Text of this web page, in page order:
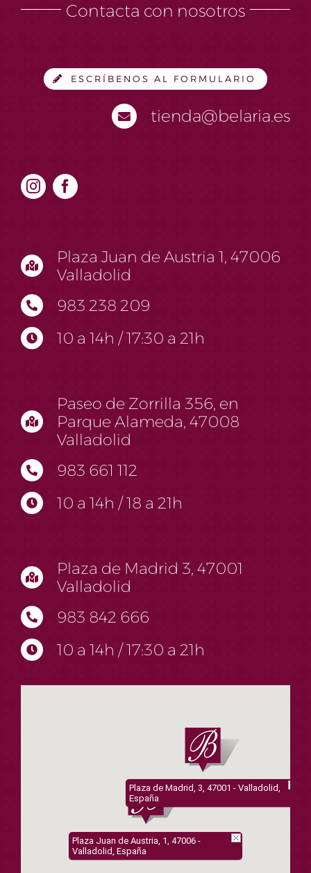
Contacta con nosotros
ESCRÍBENOS AL FORMULARIO
tienda@belaria.es
Plaza Juan de Austria 1, 47006
Valladolid
983 238 209
10 a 14h / 17:30 a 21h
Paseo de Zorrilla 356, en
Parque Alameda, 47008
Valladolid
983 661 112
10 a 14h / 18 a 21h
Plaza de Madrid 3, 47001
Valladolid
983 842 666
10 a 14h / 17:30 a 21h
Plaza Juan de Austria, 1, 47006 -
Valladolid, España
Plaza de Madrid, 3, 47001 - Valladolid,
España